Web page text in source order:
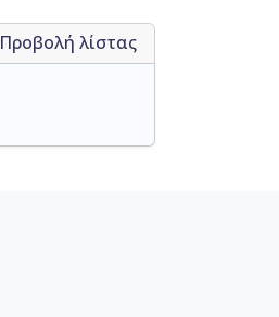
Προβολή λίστας